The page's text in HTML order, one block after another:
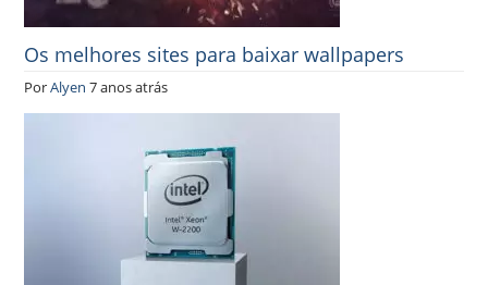
Os melhores sites para baixar wallpapers
PorAlyen 7 anos atrás